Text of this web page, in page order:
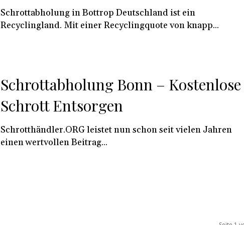
Schrottabholung in Bottrop Deutschland ist ein
Recyclingland. Mit einer Recyclingquote von knapp...
Schrottabholung Bonn – Kostenlose
Schrott Entsorgen
Schrotthändler.ORG leistet nun schon seit vielen Jahren
einen wertvollen Beitrag...